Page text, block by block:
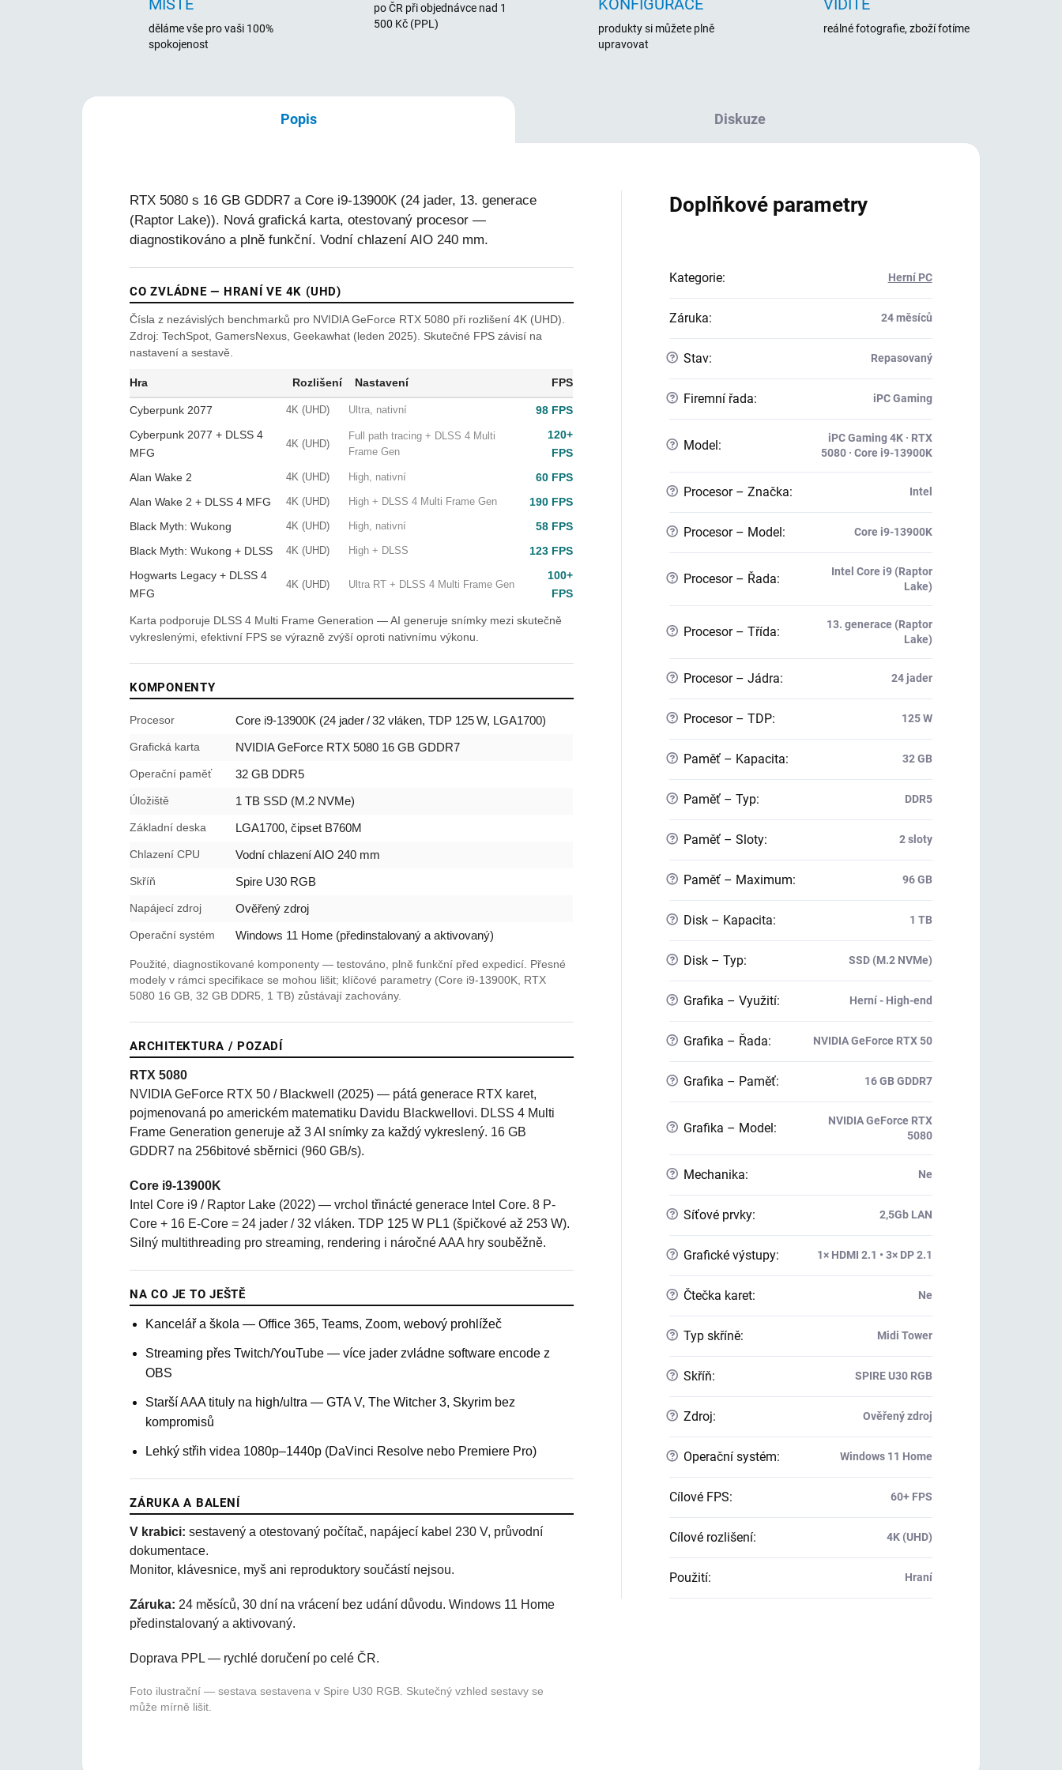
MÍSTĚ
děláme vše pro vaši 100%
spokojenost
po ČR při objednávce nad 1
500 Kč (PPL)
KONFIGURACE
produkty si můžete plně
upravovat
VIDÍTE
reálné fotografie, zboží fotíme
Popis Diskuze
RTX 5080 s 16 GB GDDR7 a Core i9-13900K (24 jader, 13. generace
(Raptor Lake)). Nová grafická karta, otestovaný procesor —
diagnostikováno a plně funkční. Vodní chlazení AIO 240 mm.
CO ZVLÁDNE — HRANÍ VE 4K (UHD)
Čísla z nezávislých benchmarků pro NVIDIA GeForce RTX 5080 při rozlišení 4K (UHD).
Zdroj: TechSpot, GamersNexus, Geekawhat (leden 2025). Skutečné FPS závisí na
nastavení a sestavě.
Hra Rozlišení Nastavení FPS
Cyberpunk 2077 4K (UHD) Ultra, nativní
98 FPS
Cyberpunk 2077 + DLSS 4
MFG
4K (UHD)
Full path tracing + DLSS 4 Multi
Frame Gen
120+
FPS
Alan Wake 2
4K (UHD) High, nativní
60 FPS
Alan Wake 2 + DLSS 4 MFG
4K (UHD) High + DLSS 4 Multi Frame Gen
190 FPS
Black Myth: Wukong
4K (UHD) High, nativní
58 FPS
Black Myth: Wukong + DLSS
4K (UHD) High + DLSS
123 FPS
Hogwarts Legacy + DLSS 4
MFG
4K (UHD) Ultra RT + DLSS 4 Multi Frame Gen
100+
FPS
Karta podporuje DLSS 4 Multi Frame Generation — AI generuje snímky mezi skutečně
vykreslenými, efektivní FPS se výrazně zvýší oproti nativnímu výkonu.
KOMPONENTY
Procesor Core i9-13900K (24 jader / 32 vláken, TDP 125 W, LGA1700)
Grafická karta NVIDIA GeForce RTX 5080 16 GB GDDR7
Operační paměť 32 GB DDR5
Úložiště 1 TB SSD (M.2 NVMe)
Základní deska LGA1700, čipset B760M
Chlazení CPU Vodní chlazení AIO 240 mm
Skříň Spire U30 RGB
Napájecí zdroj Ověřený zdroj
Operační systém Windows 11 Home (předinstalovaný a aktivovaný)
Použité, diagnostikované komponenty — testováno, plně funkční před expedicí. Přesné
modely v rámci specifikace se mohou lišit; klíčové parametry (Core i9-13900K, RTX
5080 16 GB, 32 GB DDR5, 1 TB) zůstávají zachovány.
ARCHITEKTURA / POZADÍ
RTX 5080
NVIDIA GeForce RTX 50 / Blackwell (2025) — pátá generace RTX karet,
pojmenovaná po americkém matematiku Davidu Blackwellovi. DLSS 4 Multi
Frame Generation generuje až 3 AI snímky za každý vykreslený. 16 GB
GDDR7 na 256bitové sběrnici (960 GB/s).
Core i9-13900K
Intel Core i9 / Raptor Lake (2022) — vrchol třinácté generace Intel Core. 8 P-
Core + 16 E-Core = 24 jader / 32 vláken. TDP 125 W PL1 (špičkové až 253 W).
Silný multithreading pro streaming, rendering i náročné AAA hry souběžně.
NA CO JE TO JEŠTĚ
Kancelář a škola — Office 365, Teams, Zoom, webový prohlížeč
Streaming přes Twitch/YouTube — více jader zvládne software encode z
OBS
Starší AAA tituly na high/ultra — GTA V, The Witcher 3, Skyrim bez
kompromisů
Lehký střih videa 1080p–1440p (DaVinci Resolve nebo Premiere Pro)
ZÁRUKA A BALENÍ
V krabici: sestavený a otestovaný počítač, napájecí kabel 230 V, průvodní
dokumentace.
Monitor, klávesnice, myš ani reproduktory součástí nejsou.
Záruka: 24 měsíců, 30 dní na vrácení bez udání důvodu. Windows 11 Home
předinstalovaný a aktivovaný.
Doprava PPL — rychlé doručení po celé ČR.
Foto ilustrační — sestava sestavena v Spire U30 RGB. Skutečný vzhled sestavy se
může mírně lišit.
Doplňkové parametry
Kategorie: Herní PC
Záruka: 24 měsíců
? Stav: Repasovaný
? Firemní řada: iPC Gaming
? Model:
iPC Gaming 4K · RTX
5080 · Core i9-13900K
? Procesor – Značka: Intel
? Procesor – Model: Core i9-13900K
? Procesor – Řada:
Intel Core i9 (Raptor
Lake)
? Procesor – Třída:
13. generace (Raptor
Lake)
? Procesor – Jádra: 24 jader
? Procesor – TDP: 125 W
? Paměť – Kapacita: 32 GB
? Paměť – Typ: DDR5
? Paměť – Sloty: 2 sloty
? Paměť – Maximum: 96 GB
? Disk – Kapacita: 1 TB
? Disk – Typ: SSD (M.2 NVMe)
? Grafika – Využití: Herní - High-end
? Grafika – Řada: NVIDIA GeForce RTX 50
? Grafika – Paměť: 16 GB GDDR7
? Grafika – Model:
NVIDIA GeForce RTX
5080
? Mechanika: Ne
? Síťové prvky: 2,5Gb LAN
? Grafické výstupy: 1× HDMI 2.1 • 3× DP 2.1
? Čtečka karet: Ne
? Typ skříně: Midi Tower
? Skříň: SPIRE U30 RGB
? Zdroj: Ověřený zdroj
? Operační systém: Windows 11 Home
Cílové FPS: 60+ FPS
Cílové rozlišení: 4K (UHD)
Použití: Hraní